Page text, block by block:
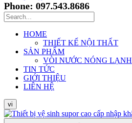
Phone: 097.543.8686
HOME
THIẾT KẾ NỘI THẤT
SẢN PHẨM
VÒI NƯỚC NÓNG LẠNH
TIN TỨC
GIỚI THIỆU
LIÊN HỆ
vi